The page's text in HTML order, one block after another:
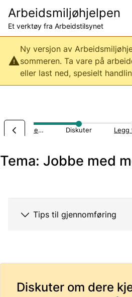
hovedinnhold
Arbeidsmiljøhjelpen
Et verktøy fra Arbeidstilsynet
Ny versjon av
sommeren. Ta vare på
eller last ned, spesielt
Ambulanse, brann og redning Diskuter
Tema: Jobbe med
Tips til gjennomføring
Diskuter om dere